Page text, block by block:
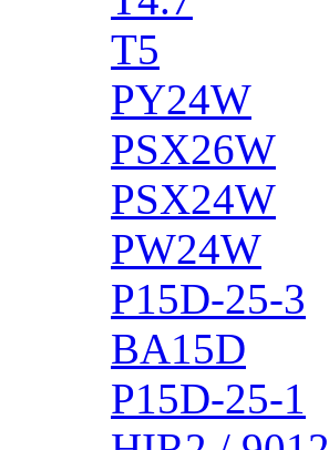
T5
PY24W
PSX26W
PSX24W
PW24W
P15D-25-3
BA15D
P15D-25-1